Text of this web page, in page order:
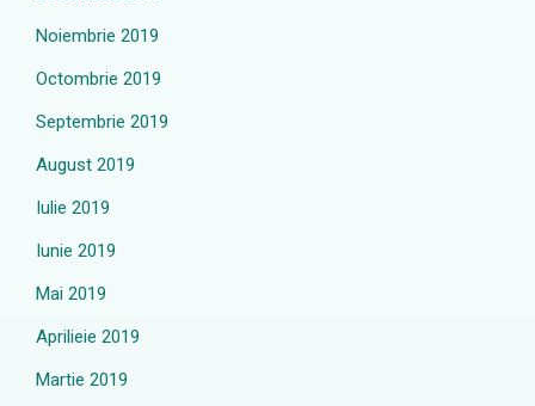
Noiembrie 2019
Octombrie 2019
Septembrie 2019
August 2019
Iulie 2019
Iunie 2019
Mai 2019
Aprilieie 2019
Martie 2019